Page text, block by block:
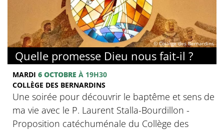
© Collège des Bernardins
Quelle promesse Dieu nous fait-il ?
MARDI 6 OCTOBRE À 19H30
COLLÈGE DES BERNARDINS
Une soirée pour découvrir le baptême et sens de
ma vie avec le P. Laurent Stalla-Bourdillon -
Proposition catéchuménale du Collège des